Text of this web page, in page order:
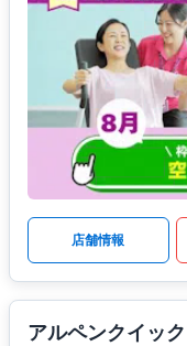
店舗情報
アルペンクイッ